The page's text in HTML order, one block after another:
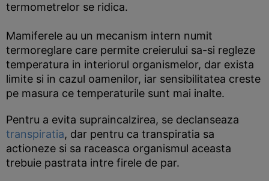
termometrelor se ridica.
Mamiferele au un mecanism intern numit
termoreglare care permite creierului sa-si regleze
temperatura in interiorul organismelor, dar exista
limite si in cazul oamenilor, iar sensibilitatea creste
pe masura ce temperaturile sunt mai inalte.
Pentru a evita supraincalzirea, se declanseaza
transpiratia, dar pentru ca transpiratia sa
actioneze si sa raceasca organismul aceasta
trebuie pastrata intre firele de par.